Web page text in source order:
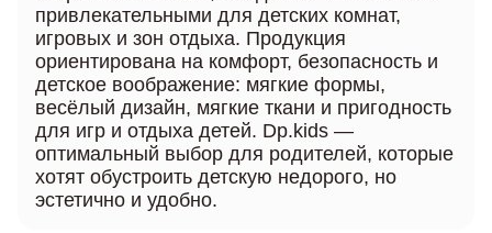
привлекательными для детских комнат,
игровых и зон отдыха. Продукция
ориентирована на комфорт, безопасность и
детское воображение: мягкие формы,
весёлый дизайн, мягкие ткани и пригодность
для игр и отдыха детей. Dp.kids —
оптимальный выбор для родителей, которые
хотят обустроить детскую недорого, но
эстетично и удобно.